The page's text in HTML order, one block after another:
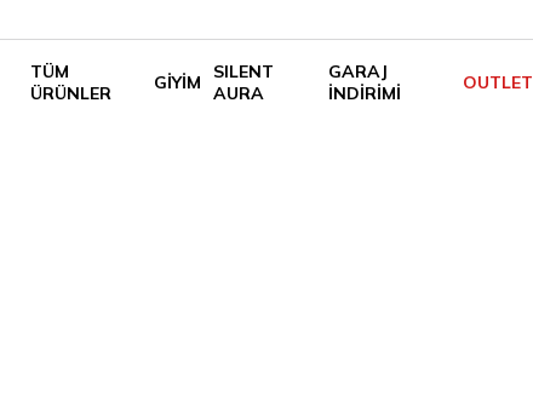
TÜM
ÜRÜNLER
GİYİM
SILENT
AURA
GARAJ
İNDİRİMİ
OUTLET